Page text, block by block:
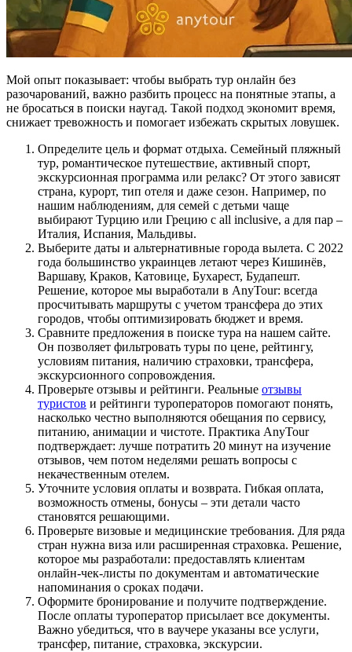
Мой опыт показывает: чтобы выбрать тур онлайн без
разочарований, важно разбить процесс на понятные этапы, а
не бросаться в поиски наугад. Такой подход экономит время,
снижает тревожность и помогает избежать скрытых ловушек.
Определите цель и формат отдыха. Семейный пляжный
тур, романтическое путешествие, активный спорт,
экскурсионная программа или релакс? От этого зависят
страна, курорт, тип отеля и даже сезон. Например, по
нашим наблюдениям, для семей с детьми чаще
выбирают Турцию или Грецию с all inclusive, а для пар –
Италия, Испания, Мальдивы.
Выберите даты и альтернативные города вылета. С 2022
года большинство украинцев летают через Кишинёв,
Варшаву, Краков, Катовице, Бухарест, Будапешт.
Решение, которое мы выработали в AnyTour: всегда
просчитывать маршруты с учетом трансфера до этих
городов, чтобы оптимизировать бюджет и время.
Сравните предложения в поиске тура на нашем сайте.
Он позволяет фильтровать туры по цене, рейтингу,
условиям питания, наличию страховки, трансфера,
экскурсионного сопровождения.
Проверьте отзывы и рейтинги. Реальные отзывы
туристов и рейтинги туроператоров помогают понять,
насколько честно выполняются обещания по сервису,
питанию, анимации и чистоте. Практика AnyTour
подтверждает: лучше потратить 20 минут на изучение
отзывов, чем потом неделями решать вопросы с
некачественным отелем.
Уточните условия оплаты и возврата. Гибкая оплата,
возможность отмены, бонусы – эти детали часто
становятся решающими.
Проверьте визовые и медицинские требования. Для ряда
стран нужна виза или расширенная страховка. Решение,
которое мы разработали: предоставлять клиентам
онлайн-чек-листы по документам и автоматические
напоминания о сроках подачи.
Оформите бронирование и получите подтверждение.
После оплаты туроператор присылает все документы.
Важно убедиться, что в ваучере указаны все услуги,
трансфер, питание, страховка, экскурсии.